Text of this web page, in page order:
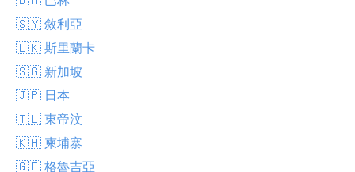
🇸🇾 敘利亞
🇱🇰 斯里蘭卡
🇸🇬 新加坡
🇯🇵 日本
🇹🇱 東帝汶
🇰🇭 柬埔寨
🇬🇪 格魯吉亞